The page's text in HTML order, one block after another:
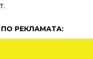
РЕКЛАМАТА: